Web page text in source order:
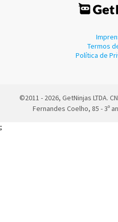
Termos
Política de
©2011 - 2026, GetNinjas LTDA.
Fernandes Coelho, 85 - 3º
;